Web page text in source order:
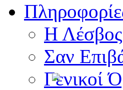
Η Λέσβος
Σαν
Γενικοί